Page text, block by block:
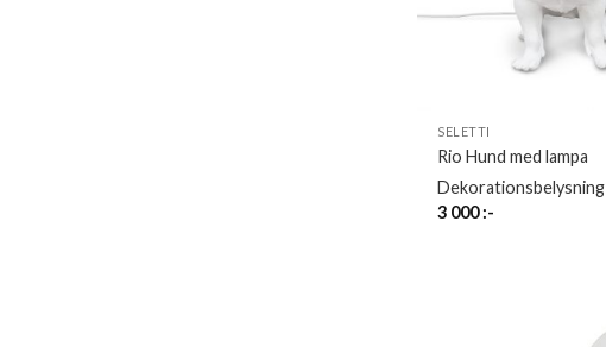
SELETTI
Rio Hund med lampa
Dekorationsbelysning
3 000:-